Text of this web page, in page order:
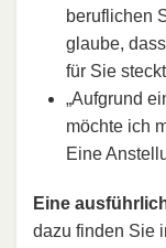
beruflichen
glaube,
für Sie
„Aufgrund
möchte ich
Eine
Eine
dazu finden Sie